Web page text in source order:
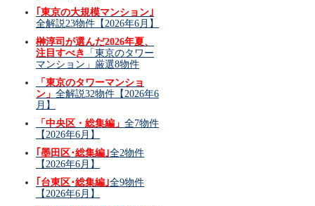
｢東京の大規模マンション｣
全解説23物件【2026年6月】
榊淳司が選んだ2026年夏、
注目すべき
「東京のタワー
マンション」厳選8物件
「東京のタワーマンショ
ン」 全解説32物件【2026年6
月】
「中央区・総集編」 全7物件
【2026年6月】
｢墨田区･総集編｣全2物件
【2026年6月】
｢台東区･総集編｣全9物件
【2026年6月】